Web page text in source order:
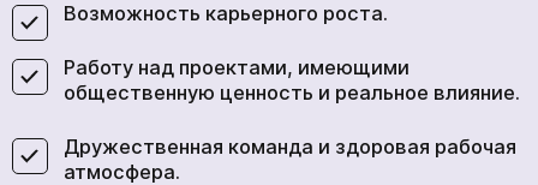
Возможность карьерного роста.
Работу над проектами, имеющими
общественную ценность и реальное влияние.
Дружественная команда и здоровая рабочая
атмосфера.